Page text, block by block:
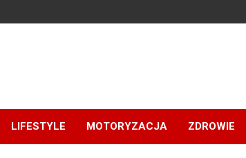
LIFESTYLE MOTORYZACJA ZDROWIE